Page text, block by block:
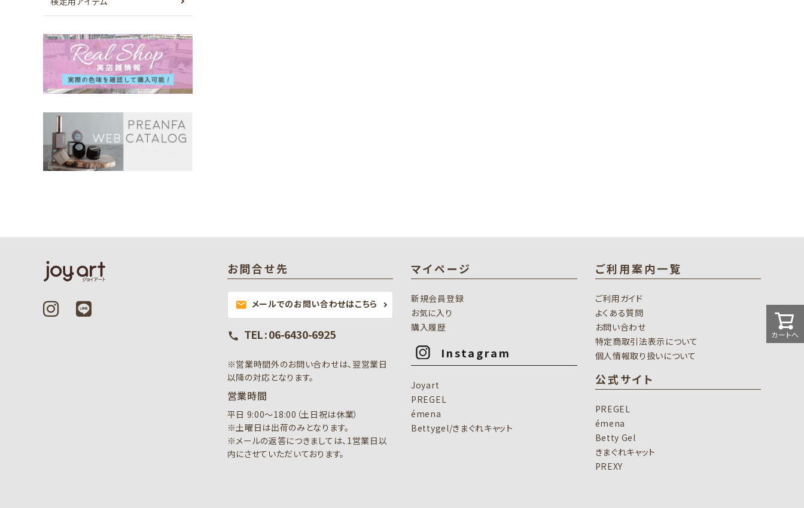
カートへ
お問合せ先
mail メールでのお問い合わせはこちら
call TEL : 06-6430-6925
※営業時間外のお問い合わせは、翌営業日
以降の対応となります。
営業時間
平日 9:00～18:00（土日祝は休業）
※土曜日は出荷のみとなります。
※メールの返答につきましては、1営業日以
内にさせていただいております。
マイページ
新規会員登録
お気に入り
購入履歴
Instagram
Joyart
PREGEL
émena
Bettygel/きまぐれキャット
ご利用案内一覧
ご利用ガイド
よくある質問
お問い合わせ
特定商取引法表示について
個人情報取り扱いについて
公式サイト
PREGEL
émena
Betty Gel
きまぐれキャット
PREXY